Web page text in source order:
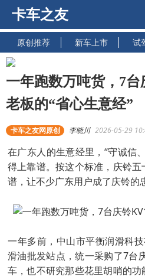
卡车之友
原创推荐 新车上市 试
一年跑数万吨货，7
老板的“省心生意经”
卡车之友网原创 李晓川 2026-05-29
在广东人的生意经里，“守诚信
得上靠谱。按这个标准，庆铃
谱，让不少广东用户成了庆铃的
一年多前，中山市平衡润滑科
滑油批发站点，统一采购了7台
车，也不研究那些花里胡哨的